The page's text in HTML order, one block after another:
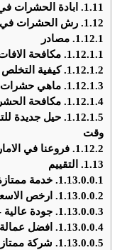
1.11.
ابادة الحشرات
1.12. رش الحشرات في
1.12.1. مصادر
1.12.1.1. مكافحة
1.12.1.2. كيفية
1.12.1.3. ماهي حشرات
1.12.1.4. مكافحة
1.12.1.5. حيل جديدة
وقت
1.12.2. فروعنا في
1.13.
التقييم
1.13.0.0.1. خدمة ممتازة -
1.13.0.0.2.
ارخص الاسعار -
1.13.0.0.3. جودة عالية -
1.13.0.0.4.
افضل عمالة -
1.13.0.0.5. شركة ممتازة -